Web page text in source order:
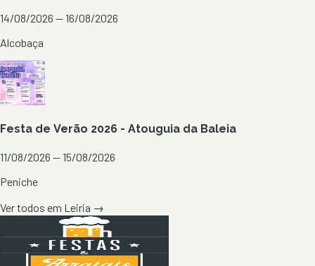
14/08/2026 — 16/08/2026
Alcobaça
Festa de Verão 2026 - Atouguia da Baleia
11/08/2026 — 15/08/2026
Peniche
Ver todos em Leiria →